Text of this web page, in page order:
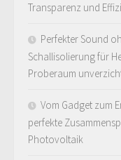
Transparenz und
Perfekter Sound
Schallisolierung für
Proberaum
Vom Gadget zum
perfekte
Photovoltaik